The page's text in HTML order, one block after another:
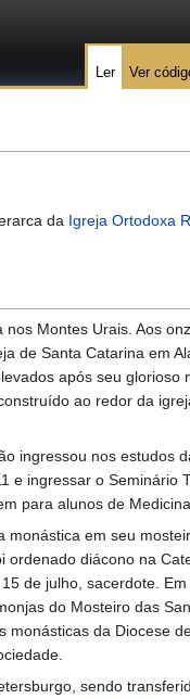
da Igreja Ortodoxa
Montes Urais. Aos
de Santa Catarina em
após seu glorioso
ao redor da
ingressou nos estudos
e ingressar o Seminário
para alunos de Medicina.
monástica em seu
ordenado diácono na
de julho, sacerdote. Em
do Mosteiro das
monásticas da Diocese
sendo
Ler Ver